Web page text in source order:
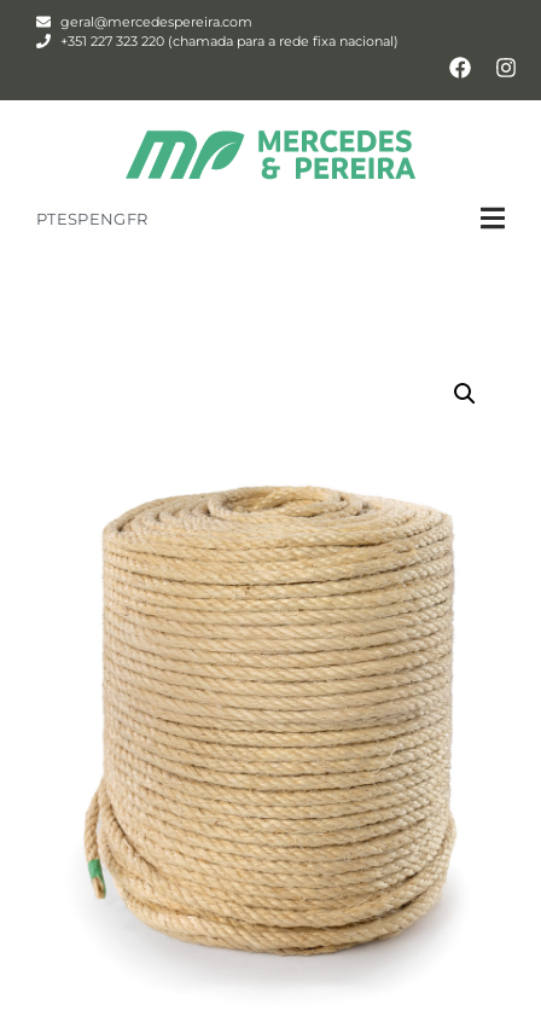
geral@mercedespereira.com
+351 227 323 220 (chamada para a rede fixa nacional)
PTESPENGFR